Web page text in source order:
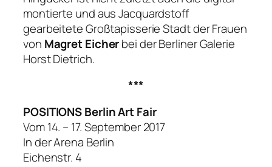
montierte und aus Jacquardstoff
gearbeitete GroßtapisserieStadt der Frauen
von Magret Eicherbei der Berliner Galerie
Horst Dietrich.
***
POSITIONS Berlin Art Fair
Vom 14. – 17. September 2017
In der Arena Berlin
Eichenstr. 4